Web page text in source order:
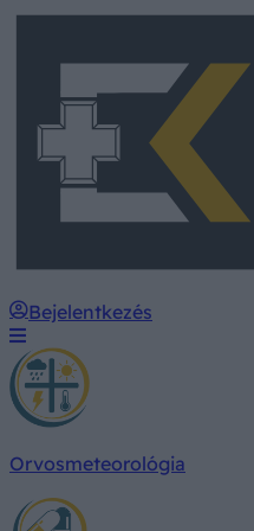
Bejelentkezés
Orvosmeteorológia